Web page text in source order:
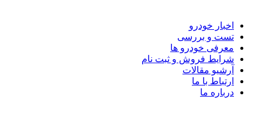
اخبار خودرو
تست و بررسی
معرفی خودرو ها
شرایط فروش و ثبت نام
آرشیو مقالات
ارتباط با ما
درباره ما